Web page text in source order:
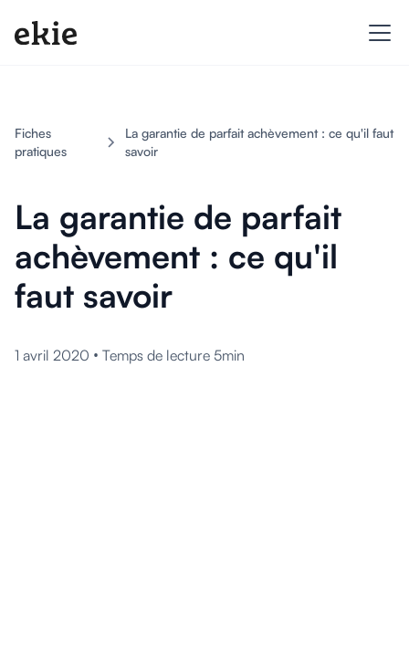
Fiches
pratiques
La garantie de parfait achèvement : ce qu'il faut
savoir
La garantie de parfait
achèvement : ce qu'il
faut savoir
1 avril 2020 • Temps de lecture 5min